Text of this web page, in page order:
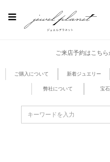
ご来店予約はこちら
ご購入について 新着ジュエリー
弊社について 宝